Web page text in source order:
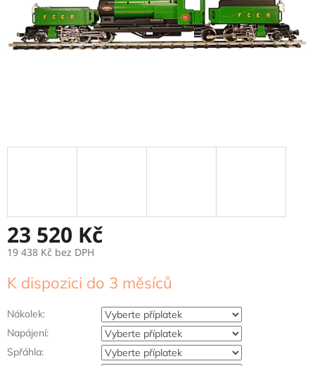
23 520 Kč
19 438 Kč bez DPH
cena:
K dispozici do 3 měsíců
Nákolek:
Napájení:
Spřáhla: